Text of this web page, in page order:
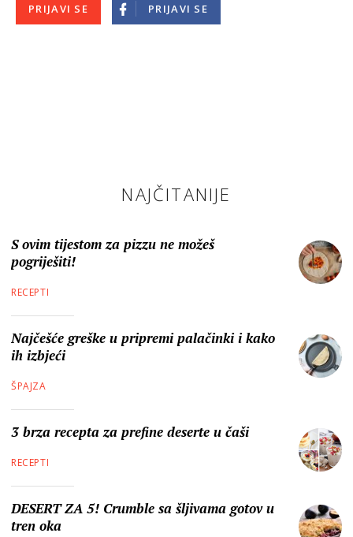
PRIJAVI SE PRIJAVI SE
NAJČITANIJE
S ovim tijestom za pizzu ne možeš
pogriješiti!
RECEPTI
Najčešće greške u pripremi palačinki i kako
ih izbjeći
ŠPAJZA
3 brza recepta za prefine deserte u čaši
RECEPTI
DESERT ZA 5! Crumble sa šljivama gotov u
tren oka